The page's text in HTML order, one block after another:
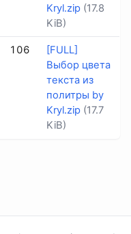
Kryl.zip (17.8
KiB)
106
[FULL]
Выбор цвета
текста из
политры by
Kryl.zip (17.7
KiB)